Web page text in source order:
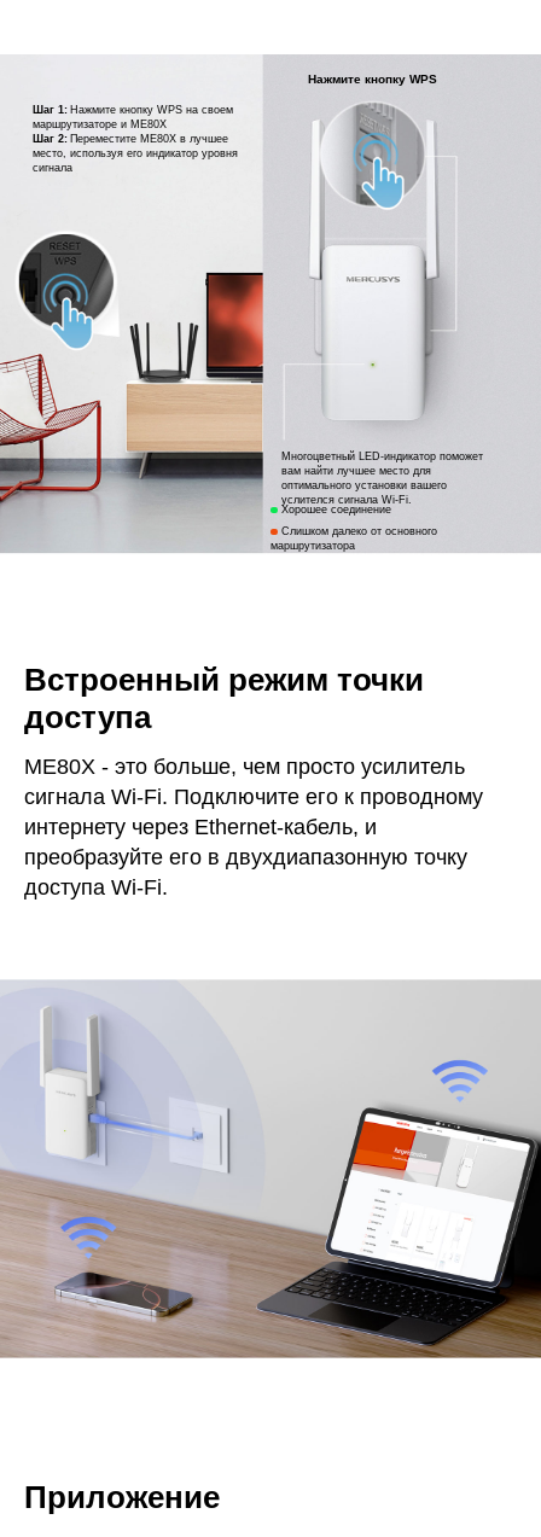
Шаг 1: Нажмите кнопку WPS на своем
маршрутизаторе и ME80X
Шаг 2: Переместите ME80X в лучшее
место, используя его индикатор уровня
сигнала
Многоцветный LED-индикатор поможет
вам найти лучшее место для
оптимального установки вашего
услителся сигнала Wi-Fi.
Хорошее соединение
Слишком далеко от основного
маршрутизатора
Нажмите кнопку WPS
Встроенный режим точки
доступа
ME80X - это больше, чем просто усилитель
сигнала Wi-Fi. Подключите его к проводному
интернету через Ethernet-кабель, и
преобразуйте его в двухдиапазонную точку
доступа Wi-Fi.
Приложение